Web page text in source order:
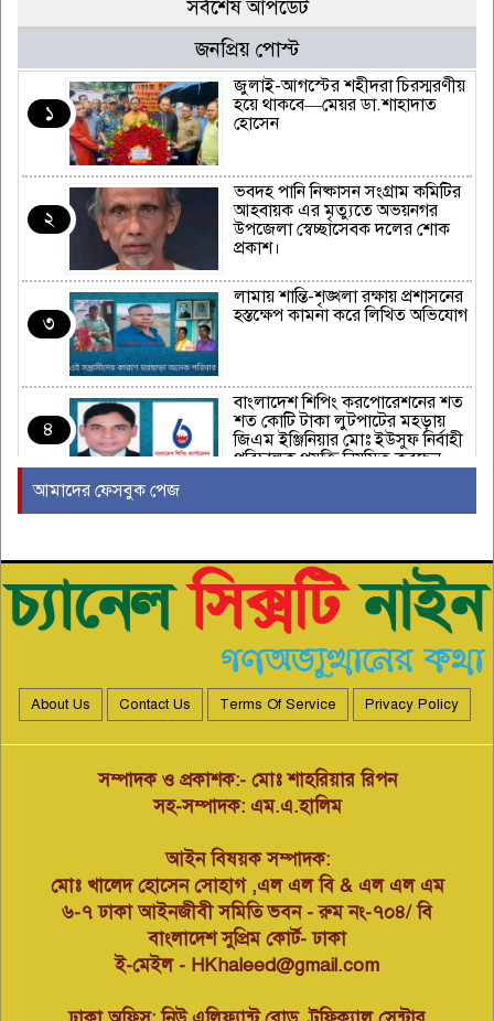
সর্বশেষ আপডেট
জনপ্রিয় পোস্ট
১
জুলাই-আগস্টের শহীদরা চিরস্মরণীয়
হয়ে থাকবে—মেয়র ডা.শাহাদাত
হোসেন
২
ভবদহ পানি নিষ্কাসন সংগ্রাম কমিটির
আহবায়ক এর মৃত্যুতে অভয়নগর
উপজেলা স্বেচ্ছাসেবক দলের শোক
প্রকাশ।
৩
লামায় শান্তি-শৃঙ্খলা রক্ষায় প্রশাসনের
হস্তক্ষেপ কামনা করে লিখিত অভিযোগ
৪
বাংলাদেশ শিপিং করপোরেশনের শত
শত কোটি টাকা লুটপাটের মহড়ায়
জিএম ইঞ্জিনিয়ার মোঃ ইউসুফ নির্বাহী
পরিচালক প্রযুক্তি নিয়মিত করছেন
বৈজ্ঞানিক সেমিনার অনলাইন আইডি
কার্ড বিতরণ অনুষ্ঠান
মসজিদের জায়গা দখল করে
পতিতালয়, ভেঙে দিয়ে মানববন্ধন
করেছেন এলাকাবাসী।
সিগারেট খালাসের চেষ্টাকারী চক্রের ১
জন সদস্য গ্রেফতার।
পরিবেশ সংরক্ষণ ও টেকসই উন্নয়নে
বন্দর কর্তৃপক্ষের বৃক্ষরোপণ কর্মসূচির
আমাদের ফেসবুক পেজ
About Us Contact Us Terms Of Service Privacy Policy
সম্পাদক ও প্রকাশক:- মোঃ শাহরিয়ার রিপন
সহ-সম্পাদক: এম.এ.হালিম
আইন বিষয়ক সম্পাদক:
মোঃ খালেদ হোসেন সোহাগ ,এল এল বি & এল এল এম
৬-৭ ঢাকা আইনজীবী সমিতি ভবন - রুম নং-৭০৪/ বি
বাংলাদেশ সুপ্রিম কোর্ট- ঢাকা
ই-মেইল - HKhaleed@gmail.com